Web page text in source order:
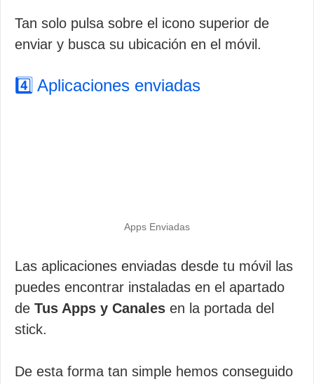
Tan solo pulsa sobre el icono superior de
enviar y busca su ubicación en el móvil.
4️⃣ Aplicaciones enviadas
Apps Enviadas
Las aplicaciones enviadas desde tu móvil las
puedes encontrar instaladas en el apartado
de Tus Apps y Canales en la portada del
stick.
De esta forma tan simple hemos conseguido